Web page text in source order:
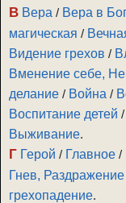
В Вера / Вера в
магическая /
Видение грехов /
Вменение себе,
делание / Война /
Воспитание детей /
Выживание.
Г Герой / Главное /
Гнев, Раздражение
грехопадение.